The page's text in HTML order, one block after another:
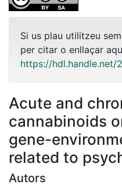
Si us plau utilitzeu
per citar o enllaçar
https://hdl.handle.net/
Acute and
cannabinoids
gene-
related to
Autors